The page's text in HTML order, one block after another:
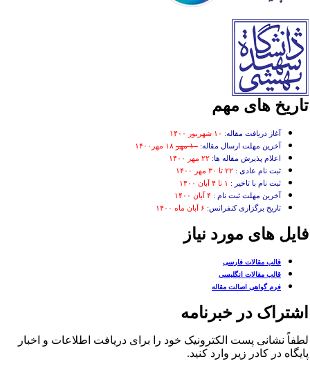
های مهم
آغاز دریافت مقاله: ۱۰ شهریور ۱۴۰۰
آخرین مهلت ارسال مقاله: ۱۰ مهر
۱۸ مهر۱۴۰۰
اعلام پذیرش مقاله ها: ۲۲ مهر ۱۴۰۰
ثبت نام عادی : ۲۲ تا ۳۰ مهر ۱۴۰۰
ثبت نام با تاخیر :
آخرین مهلت ثبت نام : ۴ آبان ۱۴۰۰
تاریخ برگزاری کنفرانس: ۶ آبان ماه ۱۴۰۰
های مورد نیاز
قالب مقالات فارسی
قالب مقالات انگلیسی
فرم گواهی اصالت مقاله
در خبرنامه
نشانی پست الکترونیک خود را برای دریافت اطلاعات و اخبار
در کادر زیر وارد کنید.